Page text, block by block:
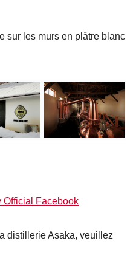
sur les murs en plâtre blanc
Official Facebook
distillerie Asaka, veuillez